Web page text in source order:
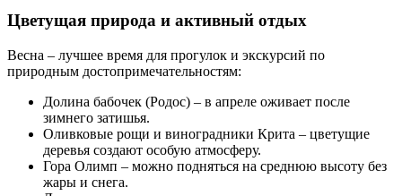
Цветущая природа и активный отдых
Весна – лучшее время для прогулок и экскурсий по
природным достопримечательностям:
Долина бабочек (Родос) – в апреле оживает после
зимнего затишья.
Оливковые рощи и виноградники Крита – цветущие
деревья создают особую атмосферу.
Гора Олимп – можно подняться на среднюю высоту без
жары и снега.